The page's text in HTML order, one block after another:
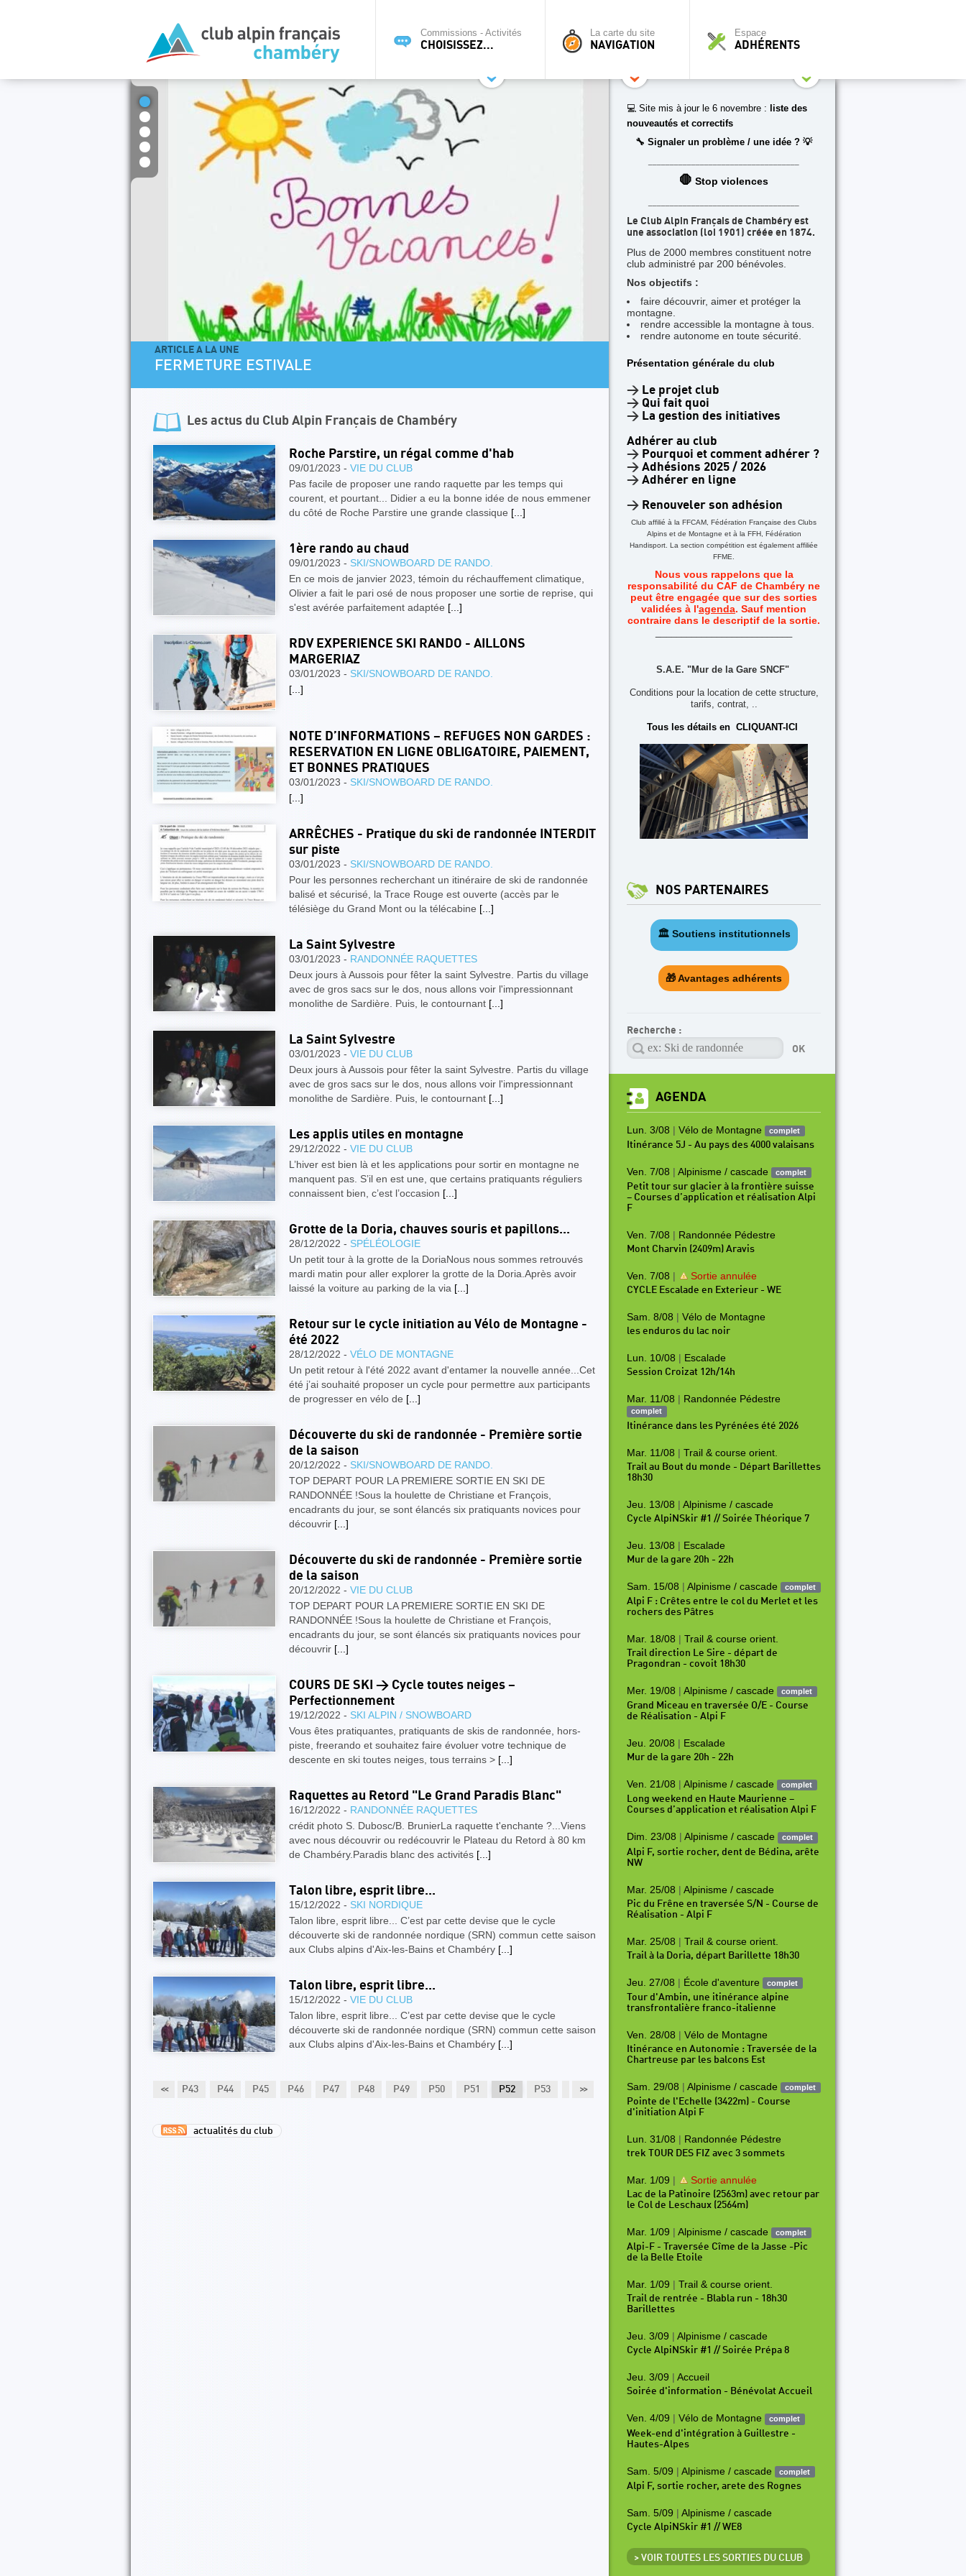
Commissions - Activités
CHOISISSEZ...
La carte du site
NAVIGATION
Espace
ADHÉRENTS
ARTICLE A LA UNE
FERMETURE ESTIVALE
4 jours dans les Aiguilles Rouges - Une
Facile
Les actus du Club Alpin Français de Chambéry
Roche Parstire, un régal comme d'hab
09/01/2023 - VIE DU CLUB
Pas facile de proposer une rando raquette par les temps qui
courent, et pourtant... Didier a eu la bonne idée de nous emmener
du côté de Roche Parstire une grande classique [...]
1ère rando au chaud
09/01/2023 - SKI/SNOWBOARD DE RANDO.
En ce mois de janvier 2023, témoin du réchauffement climatique,
Olivier a fait le pari osé de nous proposer une sortie de reprise, qui
s'est avérée parfaitement adaptée [...]
RDV EXPERIENCE SKI RANDO - AILLONS
MARGERIAZ
03/01/2023 - SKI/SNOWBOARD DE RANDO.
[...]
NOTE D’INFORMATIONS – REFUGES NON GARDES :
RESERVATION EN LIGNE OBLIGATOIRE, PAIEMENT,
ET BONNES PRATIQUES
03/01/2023 - SKI/SNOWBOARD DE RANDO.
[...]
ARRÊCHES - Pratique du ski de randonnée INTERDIT
sur piste
03/01/2023 - SKI/SNOWBOARD DE RANDO.
Pour les personnes recherchant un itinéraire de ski de randonnée
balisé et sécurisé, la Trace Rouge est ouverte (accès par le
télésiège du Grand Mont ou la télécabine [...]
La Saint Sylvestre
03/01/2023 - RANDONNÉE RAQUETTES
Deux jours à Aussois pour fêter la saint Sylvestre. Partis du village
avec de gros sacs sur le dos, nous allons voir l'impressionnant
monolithe de Sardière. Puis, le contournant [...]
La Saint Sylvestre
03/01/2023 - VIE DU CLUB
Deux jours à Aussois pour fêter la saint Sylvestre. Partis du village
avec de gros sacs sur le dos, nous allons voir l'impressionnant
monolithe de Sardière. Puis, le contournant [...]
Les applis utiles en montagne
29/12/2022 - VIE DU CLUB
L’hiver est bien là et les applications pour sortir en montagne ne
manquent pas. S’il en est une, que certains pratiquants réguliers
connaissent bien, c’est l’occasion [...]
Grotte de la Doria, chauves souris et papillons...
28/12/2022 - SPÉLÉOLOGIE
Un petit tour à la grotte de la DoriaNous nous sommes retrouvés
mardi matin pour aller explorer la grotte de la Doria.Après avoir
laissé la voiture au parking de la via [...]
Retour sur le cycle initiation au Vélo de Montagne -
été 2022
28/12/2022 - VÉLO DE MONTAGNE
Un petit retour à l'été 2022 avant d'entamer la nouvelle année...Cet
été j’ai souhaité proposer un cycle pour permettre aux participants
de progresser en vélo de [...]
Découverte du ski de randonnée - Première sortie
de la saison
20/12/2022 - SKI/SNOWBOARD DE RANDO.
TOP DEPART POUR LA PREMIERE SORTIE EN SKI DE
RANDONNÉE !Sous la houlette de Christiane et François,
encadrants du jour, se sont élancés six pratiquants novices pour
découvrir [...]
Découverte du ski de randonnée - Première sortie
de la saison
20/12/2022 - VIE DU CLUB
TOP DEPART POUR LA PREMIERE SORTIE EN SKI DE
RANDONNÉE !Sous la houlette de Christiane et François,
encadrants du jour, se sont élancés six pratiquants novices pour
découvrir [...]
COURS DE SKI > Cycle toutes neiges –
Perfectionnement
19/12/2022 - SKI ALPIN / SNOWBOARD
Vous êtes pratiquantes, pratiquants de skis de randonnée, hors-
piste, freerando et souhaitez faire évoluer votre technique de
descente en ski toutes neiges, tous terrains > [...]
Raquettes au Retord "Le Grand Paradis Blanc"
16/12/2022 - RANDONNÉE RAQUETTES
crédit photo S. Dubosc/B. BrunierLa raquette t'enchante ?...Viens
avec nous découvrir ou redécouvrir le Plateau du Retord à 80 km
de Chambéry.Paradis blanc des activités [...]
Talon libre, esprit libre...
15/12/2022 - SKI NORDIQUE
Talon libre, esprit libre... C’est par cette devise que le cycle
découverte ski de randonnée nordique (SRN) commun cette saison
aux Clubs alpins d'Aix-les-Bains et Chambéry [...]
Talon libre, esprit libre...
15/12/2022 - VIE DU CLUB
Talon libre, esprit libre... C’est par cette devise que le cycle
découverte ski de randonnée nordique (SRN) commun cette saison
aux Clubs alpins d'Aix-les-Bains et Chambéry [...]
<< >>
P42 P43 P44 P45 P46 P47 P48 P49 P50 P51 P52 P53 P54 P56 P57 P58 P59 P60
actualités du club
💻 Site mis à jour le 6 novembre : liste des
nouveautés et correctifs
🔧 Signaler un problème / une idée ? 💡
🛑 Stop violences
Le Club Alpin Français de Chambéry est
une association (loi 1901) créée en 1874.
Plus de 2000 membres constituent notre
club administré par 200 bénévoles.
Nos objectifs :
faire découvrir, aimer et protéger la
montagne.
rendre accessible la montagne à tous.
rendre autonome en toute sécurité.
Présentation générale du club
> Le projet club
> Qui fait quoi
> La gestion des initiatives
Adhérer au club
> Pourquoi et comment adhérer ?
> Adhésions 2025 / 2026
> Adhérer en ligne
> Renouveler son adhésion
Club affilié à la FFCAM, Fédération Française des Clubs
Alpins et de Montagne et à la FFH, Fédération
Handisport. La section compétition est également affiliée
FFME.
Nous vous rappelons que la
responsabilité du CAF de Chambéry ne
peut être engagée que sur des sorties
validées à l'agenda. Sauf mention
contraire dans le descriptif de la sortie.
S.A.E. "Mur de la Gare SNCF"
Conditions pour la location de cette structure,
tarifs, contrat, ..
Tous les détails en CLIQUANT-ICI
NOS PARTENAIRES
🏛️ Soutiens institutionnels
🎁 Avantages adhérents
Recherche :
AGENDA
Lun. 3/08 | Vélo de Montagne complet
Itinérance 5J - Au pays des 4000 valaisans
Ven. 7/08 | Alpinisme / cascade complet
Petit tour sur glacier à la frontière suisse
– Courses d’application et réalisation Alpi
F
Ven. 7/08 | Randonnée Pédestre
Mont Charvin (2409m) Aravis
Ven. 7/08 | Sortie annulée
CYCLE Escalade en Exterieur - WE
Sam. 8/08 | Vélo de Montagne
les enduros du lac noir
Lun. 10/08 | Escalade
Session Croizat 12h/14h
Mar. 11/08 | Randonnée Pédestre
complet
Itinérance dans les Pyrénées été 2026
Mar. 11/08 | Trail & course orient.
Trail au Bout du monde - Départ Barillettes
18h30
Jeu. 13/08 | Alpinisme / cascade
Cycle AlpiNSkir #1 // Soirée Théorique 7
Jeu. 13/08 | Escalade
Mur de la gare 20h - 22h
Sam. 15/08 | Alpinisme / cascade complet
Alpi F : Crêtes entre le col du Merlet et les
rochers des Pâtres
Mar. 18/08 | Trail & course orient.
Trail direction Le Sire - départ de
Pragondran - covoit 18h30
Mer. 19/08 | Alpinisme / cascade complet
Grand Miceau en traversée O/E - Course
de Réalisation - Alpi F
Jeu. 20/08 | Escalade
Mur de la gare 20h - 22h
Ven. 21/08 | Alpinisme / cascade complet
Long weekend en Haute Maurienne –
Courses d’application et réalisation Alpi F
Dim. 23/08 | Alpinisme / cascade complet
Alpi F, sortie rocher, dent de Bédina, arête
NW
Mar. 25/08 | Alpinisme / cascade
Pic du Frêne en traversée S/N - Course de
Réalisation - Alpi F
Mar. 25/08 | Trail & course orient.
Trail à la Doria, départ Barillette 18h30
Jeu. 27/08 | École d'aventure complet
Tour d'Ambin, une itinérance alpine
transfrontalière franco-italienne
Ven. 28/08 | Vélo de Montagne
Itinérance en Autonomie : Traversée de la
Chartreuse par les balcons Est
Sam. 29/08 | Alpinisme / cascade complet
Pointe de l'Echelle (3422m) - Course
d'initiation Alpi F
Lun. 31/08 | Randonnée Pédestre
trek TOUR DES FIZ avec 3 sommets
Mar. 1/09 | Sortie annulée
Lac de la Patinoire (2563m) avec retour par
le Col de Leschaux (2564m)
Mar. 1/09 | Alpinisme / cascade complet
Alpi-F - Traversée Cîme de la Jasse -Pic
de la Belle Etoile
Mar. 1/09 | Trail & course orient.
Trail de rentrée - Blabla run - 18h30
Barillettes
Jeu. 3/09 | Alpinisme / cascade
Cycle AlpiNSkir #1 // Soirée Prépa 8
Jeu. 3/09 | Accueil
Soirée d'information - Bénévolat Accueil
Ven. 4/09 | Vélo de Montagne complet
Week-end d'intégration à Guillestre -
Hautes-Alpes
Sam. 5/09 | Alpinisme / cascade complet
Alpi F, sortie rocher, arete des Rognes
Sam. 5/09 | Alpinisme / cascade
Cycle AlpiNSkir #1 // WE8
> VOIR TOUTES LES SORTIES DU CLUB